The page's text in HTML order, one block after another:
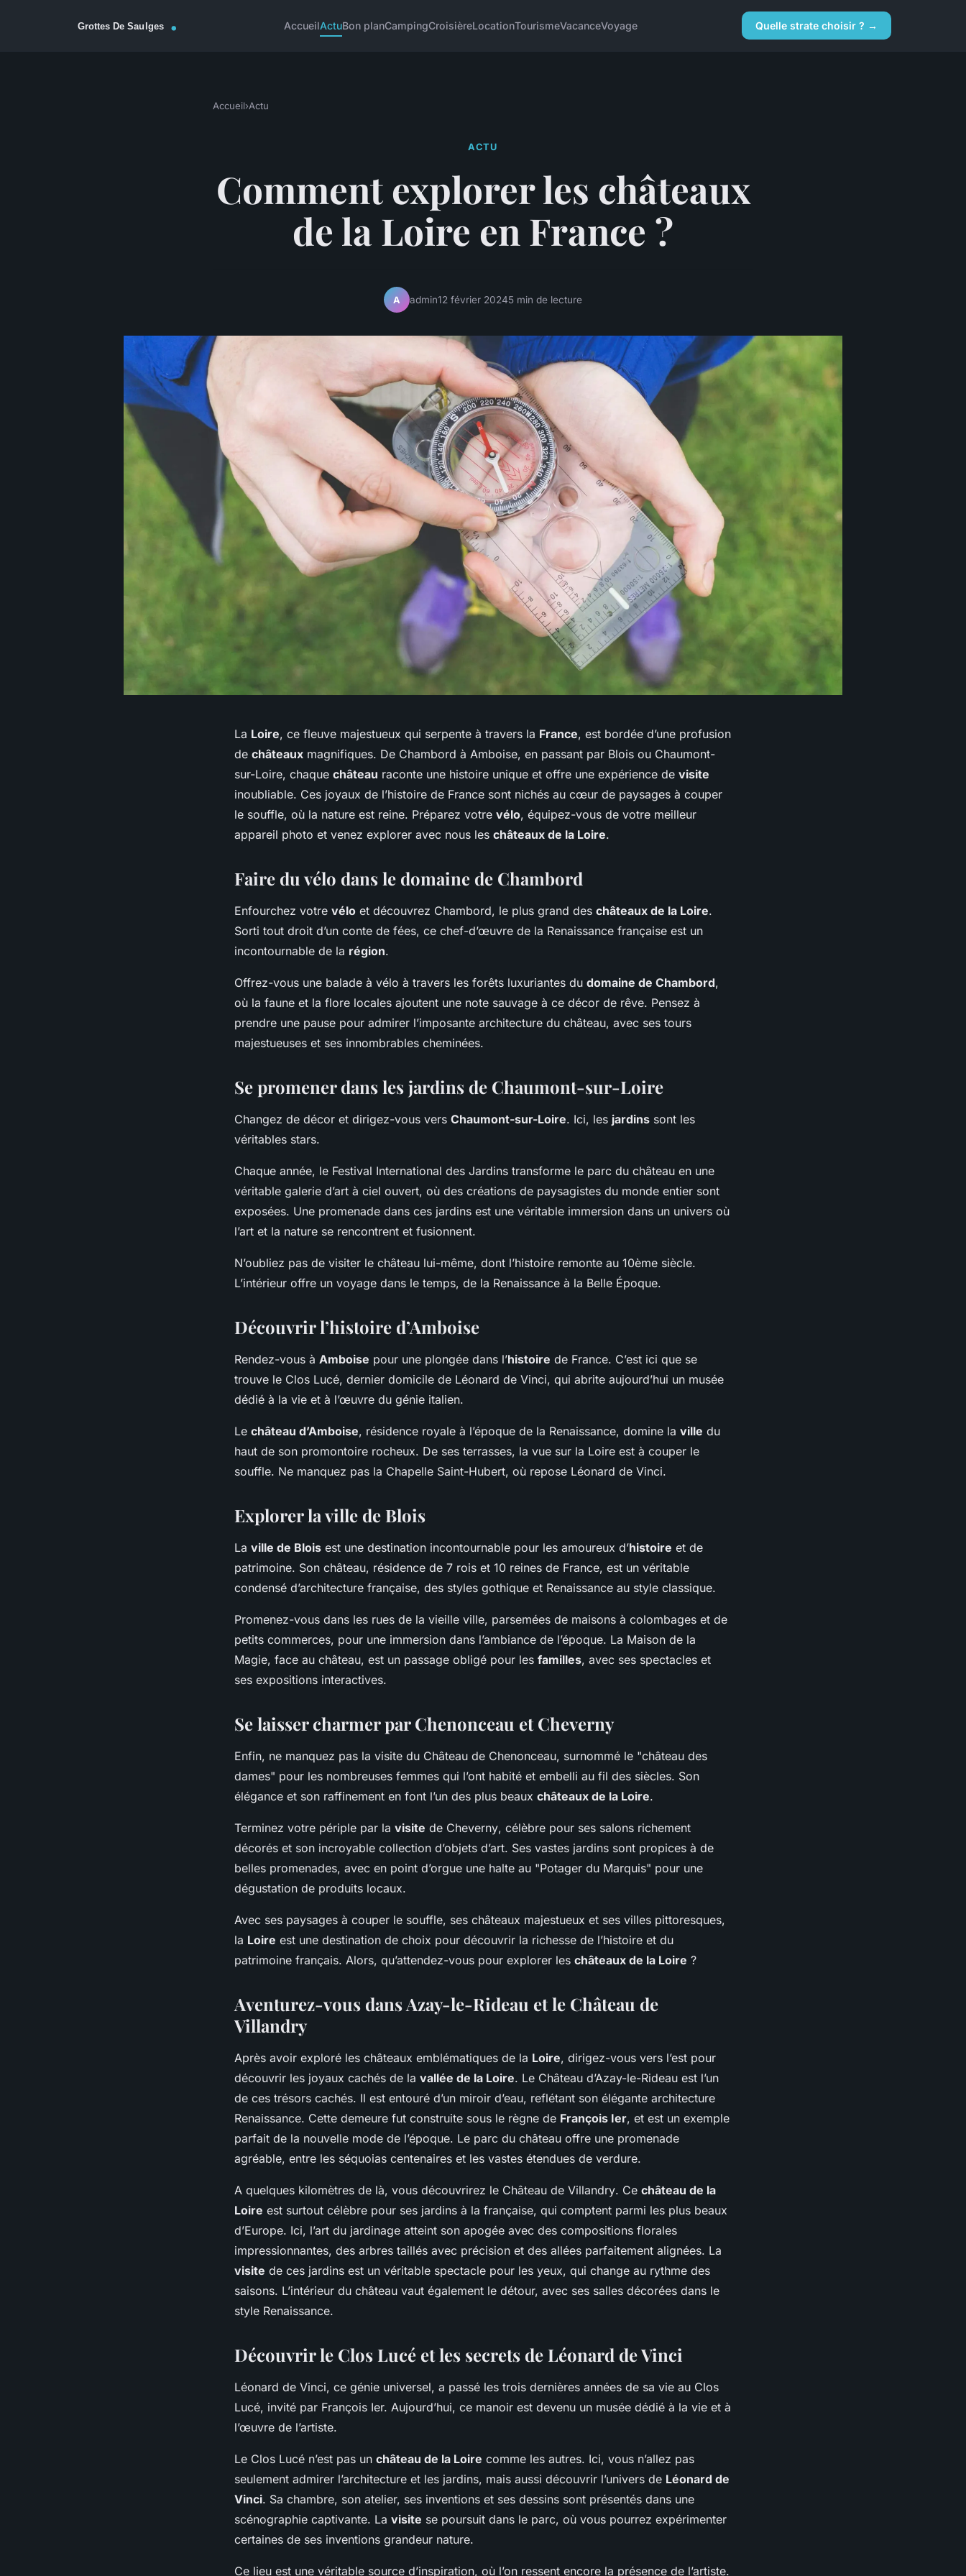
AccueilActuBon planCampingCroisièreLocationTourismeVacanceVoyage Quelle strate choisir ? →
Accueil›Actu
ACTU
Comment explorer les châteaux
de la Loire en France ?
A admin12 février 20245 min de lecture
La Loire, ce fleuve majestueux qui serpente à travers la France, est bordée d’une profusion
de châteaux magnifiques. De Chambord à Amboise, en passant par Blois ou Chaumont-
sur-Loire, chaque château raconte une histoire unique et offre une expérience de visite
inoubliable. Ces joyaux de l’histoire de France sont nichés au cœur de paysages à couper
le souffle, où la nature est reine. Préparez votre vélo, équipez-vous de votre meilleur
appareil photo et venez explorer avec nous les châteaux de la Loire.
Faire du vélo dans le domaine de Chambord
Enfourchez votre vélo et découvrez Chambord, le plus grand des châteaux de la Loire.
Sorti tout droit d’un conte de fées, ce chef-d’œuvre de la Renaissance française est un
incontournable de la région.
Offrez-vous une balade à vélo à travers les forêts luxuriantes du domaine de Chambord,
où la faune et la flore locales ajoutent une note sauvage à ce décor de rêve. Pensez à
prendre une pause pour admirer l’imposante architecture du château, avec ses tours
majestueuses et ses innombrables cheminées.
Se promener dans les jardins de Chaumont-sur-Loire
Changez de décor et dirigez-vous vers Chaumont-sur-Loire. Ici, les jardins sont les
véritables stars.
Chaque année, le Festival International des Jardins transforme le parc du château en une
véritable galerie d’art à ciel ouvert, où des créations de paysagistes du monde entier sont
exposées. Une promenade dans ces jardins est une véritable immersion dans un univers où
l’art et la nature se rencontrent et fusionnent.
N’oubliez pas de visiter le château lui-même, dont l’histoire remonte au 10ème siècle.
L’intérieur offre un voyage dans le temps, de la Renaissance à la Belle Époque.
Découvrir l’histoire d’Amboise
Rendez-vous à Amboise pour une plongée dans l’histoire de France. C’est ici que se
trouve le Clos Lucé, dernier domicile de Léonard de Vinci, qui abrite aujourd’hui un musée
dédié à la vie et à l’œuvre du génie italien.
Le château d’Amboise, résidence royale à l’époque de la Renaissance, domine la ville du
haut de son promontoire rocheux. De ses terrasses, la vue sur la Loire est à couper le
souffle. Ne manquez pas la Chapelle Saint-Hubert, où repose Léonard de Vinci.
Explorer la ville de Blois
La ville de Blois est une destination incontournable pour les amoureux d’histoire et de
patrimoine. Son château, résidence de 7 rois et 10 reines de France, est un véritable
condensé d’architecture française, des styles gothique et Renaissance au style classique.
Promenez-vous dans les rues de la vieille ville, parsemées de maisons à colombages et de
petits commerces, pour une immersion dans l’ambiance de l’époque. La Maison de la
Magie, face au château, est un passage obligé pour les familles, avec ses spectacles et
ses expositions interactives.
Se laisser charmer par Chenonceau et Cheverny
Enfin, ne manquez pas la visite du Château de Chenonceau, surnommé le "château des
dames" pour les nombreuses femmes qui l’ont habité et embelli au fil des siècles. Son
élégance et son raffinement en font l’un des plus beaux châteaux de la Loire.
Terminez votre périple par la visite de Cheverny, célèbre pour ses salons richement
décorés et son incroyable collection d’objets d’art. Ses vastes jardins sont propices à de
belles promenades, avec en point d’orgue une halte au "Potager du Marquis" pour une
dégustation de produits locaux.
Avec ses paysages à couper le souffle, ses châteaux majestueux et ses villes pittoresques,
la Loire est une destination de choix pour découvrir la richesse de l’histoire et du
patrimoine français. Alors, qu’attendez-vous pour explorer les châteaux de la Loire ?
Aventurez-vous dans Azay-le-Rideau et le Château de
Villandry
Après avoir exploré les châteaux emblématiques de la Loire, dirigez-vous vers l’est pour
découvrir les joyaux cachés de la vallée de la Loire. Le Château d’Azay-le-Rideau est l’un
de ces trésors cachés. Il est entouré d’un miroir d’eau, reflétant son élégante architecture
Renaissance. Cette demeure fut construite sous le règne de François Ier, et est un exemple
parfait de la nouvelle mode de l’époque. Le parc du château offre une promenade
agréable, entre les séquoias centenaires et les vastes étendues de verdure.
A quelques kilomètres de là, vous découvrirez le Château de Villandry. Ce château de la
Loire est surtout célèbre pour ses jardins à la française, qui comptent parmi les plus beaux
d’Europe. Ici, l’art du jardinage atteint son apogée avec des compositions florales
impressionnantes, des arbres taillés avec précision et des allées parfaitement alignées. La
visite de ces jardins est un véritable spectacle pour les yeux, qui change au rythme des
saisons. L’intérieur du château vaut également le détour, avec ses salles décorées dans le
style Renaissance.
Découvrir le Clos Lucé et les secrets de Léonard de Vinci
Léonard de Vinci, ce génie universel, a passé les trois dernières années de sa vie au Clos
Lucé, invité par François Ier. Aujourd’hui, ce manoir est devenu un musée dédié à la vie et à
l’œuvre de l’artiste.
Le Clos Lucé n’est pas un château de la Loire comme les autres. Ici, vous n’allez pas
seulement admirer l’architecture et les jardins, mais aussi découvrir l’univers de Léonard de
Vinci. Sa chambre, son atelier, ses inventions et ses dessins sont présentés dans une
scénographie captivante. La visite se poursuit dans le parc, où vous pourrez expérimenter
certaines de ses inventions grandeur nature.
Ce lieu est une véritable source d’inspiration, où l’on ressent encore la présence de l’artiste.